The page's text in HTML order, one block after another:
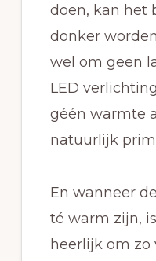
doen, kan het
donker
wel om geen
LED
géén warmte
natuurlijk
En wanneer
té warm zijn,
heerlijk om